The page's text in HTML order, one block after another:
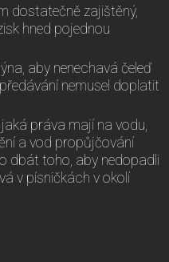
dostatečně zajištěný,
hned pojednou
aby nenechavá čeleď
nemusel doplatit
práva mají na vodu,
a vod propůjčování
dbát toho, aby nedopadli
v písničkách v okolí